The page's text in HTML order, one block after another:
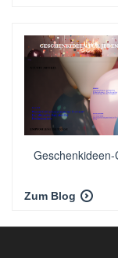
Geschenkideen-
Zum Blog